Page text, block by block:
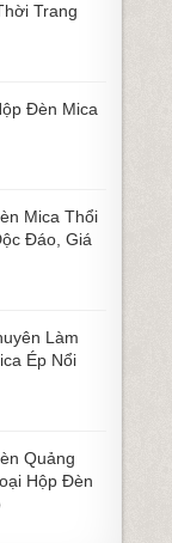
Trang
Đèn Mica
Mica Thổi
Đáo, Giá
Làm
Ép Nổi
Quảng
Hộp Đèn